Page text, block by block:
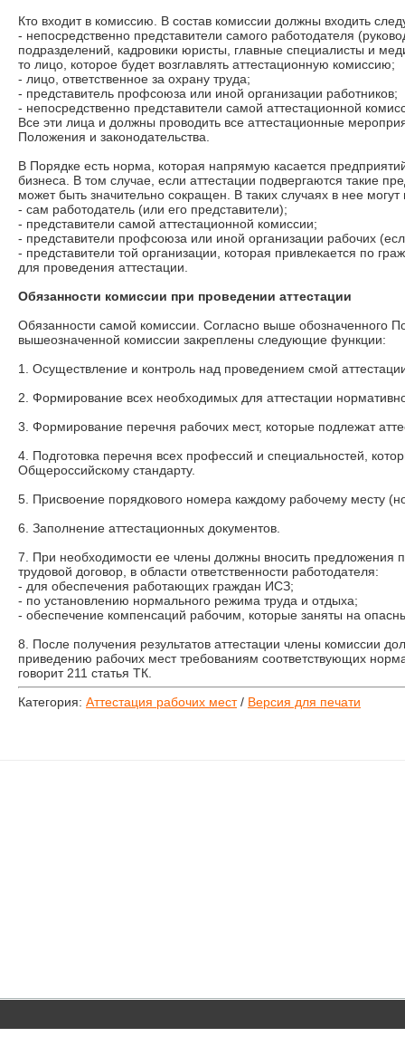
Кто входит в комиссию. В состав комиссии должны входить
- непосредственно представители самого работодателя
подразделений, кадровики юристы, главные специалисты и
то лицо, которое будет возглавлять аттестационную комиссию;
- лицо, ответственное за охрану труда;
- представитель профсоюза или иной организации работников;
- непосредственно представители самой аттестационной
Все эти лица и должны проводить все аттестационные
Положения и законодательства.
В Порядке есть норма, которая напрямую касается
бизнеса. В том случае, если аттестации подвергаются такие
может быть значительно сокращен. В таких случаях в нее могут
- сам работодатель (или его представители);
- представители самой аттестационной комиссии;
- представители профсоюза или иной организации рабочих
- представители той организации, которая привлекается по
для проведения аттестации.
Обязанности комиссии при проведении аттестации
Обязанности самой комиссии. Согласно выше обозначенного
вышеозначенной комиссии закреплены следующие функции:
1. Осуществление и контроль над проведением смой
2. Формирование всех необходимых для аттестации
3. Формирование перечня рабочих мест, которые подлежат
4. Подготовка перечня всех профессий и специальностей,
Общероссийскому стандарту.
5. Присвоение порядкового номера каждому рабочему месту
6. Заполнение аттестационных документов.
7. При необходимости ее члены должны вносить предложения
трудовой договор, в области ответственности работодателя:
- для обеспечения работающих граждан ИСЗ;
- по установлению нормального режима труда и отдыха;
- обеспечение компенсаций рабочим, которые заняты на
8. После получения результатов аттестации члены комиссии
приведению рабочих мест требованиям соответствующих
говорит 211 статья ТК.
Категория: Аттестация рабочих мест/ Версия для печати